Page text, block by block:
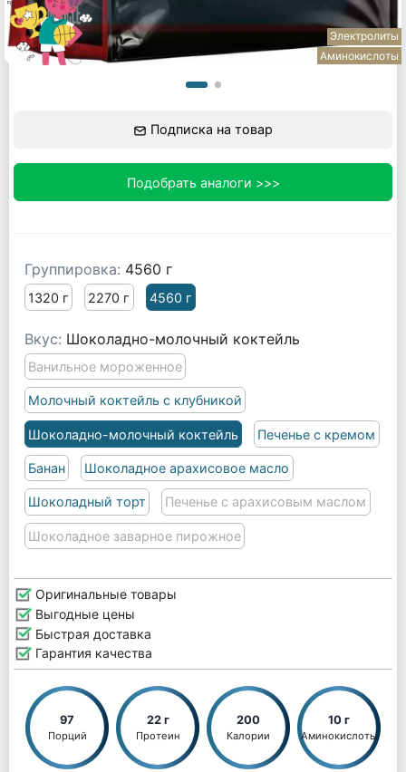
Электролиты
Аминокислоты
Подписка на товар
Подобрать аналоги >>>
Группировка: 4560 г
1320 г 2270 г 4560 г
Вкус: Шоколадно-молочный коктейль
Ванильное мороженное
Молочный коктейль с клубникой
Шоколадно-молочный коктейль Печенье с кремом
Банан Шоколадное арахисовое масло
Шоколадный торт Печенье с арахисовым маслом
Шоколадное заварное пирожное
Оригинальные товары
Выгодные цены
Быстрая доставка
Гарантия качества
97
Порций
22 г
Протеин
200
Калории
10 г
Аминокислоты